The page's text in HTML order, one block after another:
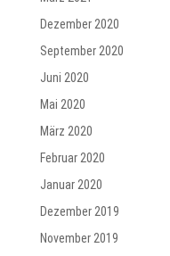
Dezember 2020
September 2020
Juni 2020
Mai 2020
März 2020
Februar 2020
Januar 2020
Dezember 2019
November 2019